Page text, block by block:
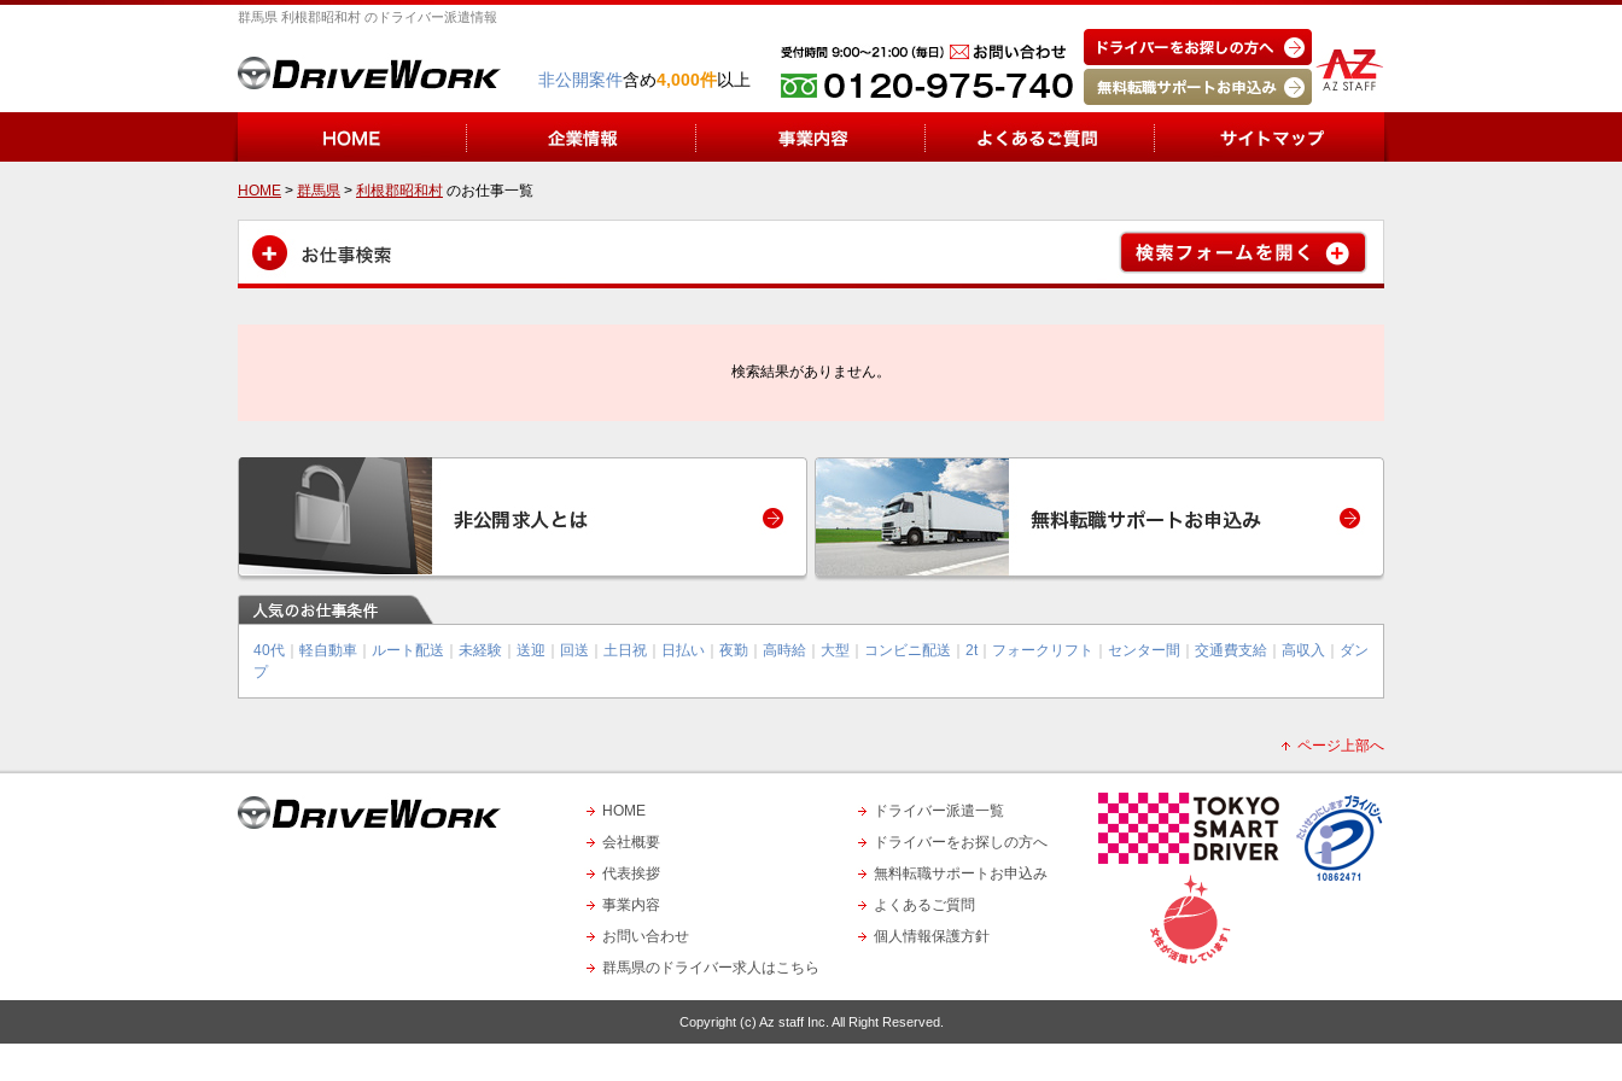
群馬県 利根郡昭和村 のドライバー派遣情報
非公開案件含め4,000件以上
HOME > 群馬県 > 利根郡昭和村 のお仕事一覧
検索結果がありません。
40代 軽自動車 ルート配送 未経験 送迎 回送 土日祝 日払い 夜勤 高時給 大型 コンビニ配送 2t｜ フォークリフト センター間 交通費支給 高収入
ダン
プ
ページ上部へ
HOME
会社概要
代表挨拶
事業内容
お問い合わせ
群馬県のドライバー求人はこちら
ドライバー派遣一覧
ドライバーをお探しの方へ
無料転職サポートお申込み
よくあるご質問
個人情報保護方針
Copyright (c) Az staff Inc. All Right Reserved.